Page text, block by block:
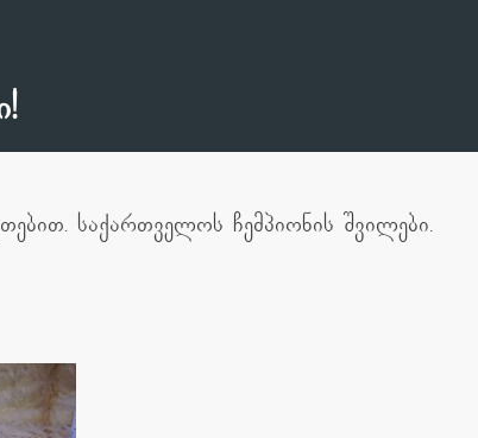
საქართველოს ჩემპიონის შვილები.